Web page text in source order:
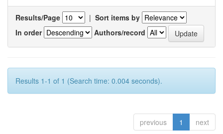
Results/Page | Sort items by
In order
Authors/record
Results 1-1 of 1 (Search time: 0.004 seconds).
previous 1 next